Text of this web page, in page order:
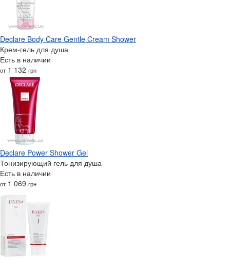
Declare Body Care Gentle Cream Shower
Крем-гель для душа
Есть в наличии
от 1 132 грн
Declare Power Shower Gel
Тонизирующий гель для душа
Есть в наличии
от 1 069 грн